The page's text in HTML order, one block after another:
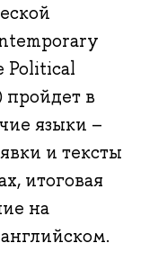
Political
пройдет в
языки –
и тексты
итоговая
на